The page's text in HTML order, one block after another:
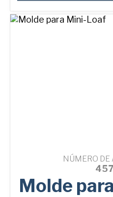
NÚMERO DE
Molde